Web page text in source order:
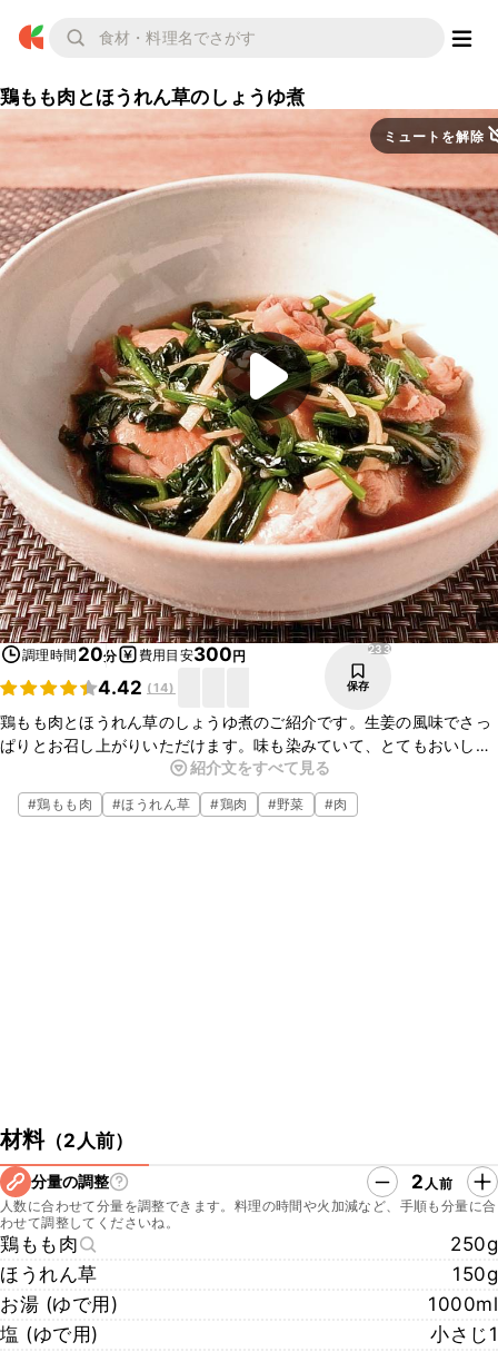
鶏もも肉とほうれん草のしょうゆ煮
ミュートを解除
調理時間 20分 費用目安300円
4.42 (14)
233
保存
鶏もも肉とほうれん草のしょうゆ煮のご紹介です。生姜の風味でさっ
ぱりとお召し上がりいただけます。味も染みていて、とてもおいしい
ですよ。今晩のおかずにぜひお試しください。
紹介文をすべて見る
#鶏もも肉 #ほうれん草 #鶏肉 #野菜 #肉
材料（2人前）
分量の調整 2 人前
人数に合わせて分量を調整できます。料理の時間や火加減など、手順も分量に合
わせて調整してくださいね。
鶏もも肉
250g
ほうれん草
150g
お湯 (ゆで用)
1000ml
塩 (ゆで用)
小さじ1